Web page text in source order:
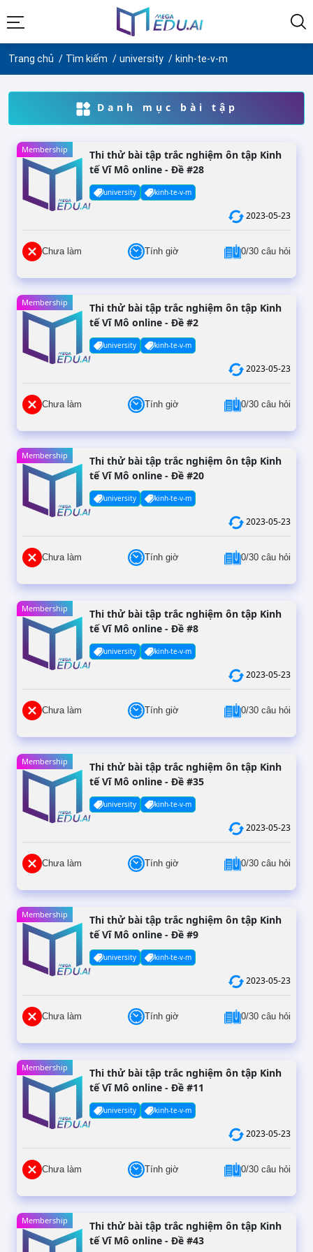
Trang chủ Tìm kiếm university kinh-te-v-m
Danh mục bài tập
Membership
Thi thử bài tập trắc nghiệm ôn tập Kinh
tế Vĩ Mô online - Đề #28
university kinh-te-v-m
2023-05-23
Chưa làm Tính giờ 0/30 câu hỏi
Membership
Thi thử bài tập trắc nghiệm ôn tập Kinh
tế Vĩ Mô online - Đề #2
university kinh-te-v-m
2023-05-23
Chưa làm Tính giờ 0/30 câu hỏi
Membership
Thi thử bài tập trắc nghiệm ôn tập Kinh
tế Vĩ Mô online - Đề #20
university kinh-te-v-m
2023-05-23
Chưa làm Tính giờ 0/30 câu hỏi
Membership
Thi thử bài tập trắc nghiệm ôn tập Kinh
tế Vĩ Mô online - Đề #8
university kinh-te-v-m
2023-05-23
Chưa làm Tính giờ 0/30 câu hỏi
Membership
Thi thử bài tập trắc nghiệm ôn tập Kinh
tế Vĩ Mô online - Đề #35
university kinh-te-v-m
2023-05-23
Chưa làm Tính giờ 0/30 câu hỏi
Membership
Thi thử bài tập trắc nghiệm ôn tập Kinh
tế Vĩ Mô online - Đề #9
university kinh-te-v-m
2023-05-23
Chưa làm Tính giờ 0/30 câu hỏi
Membership
Thi thử bài tập trắc nghiệm ôn tập Kinh
tế Vĩ Mô online - Đề #11
university kinh-te-v-m
2023-05-23
Chưa làm Tính giờ 0/30 câu hỏi
Membership
Thi thử bài tập trắc nghiệm ôn tập Kinh
tế Vĩ Mô online - Đề #43